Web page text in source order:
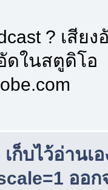
? เสีย
ดในสตูดิโอ
ก็บไว้อ่านเอ
ออ